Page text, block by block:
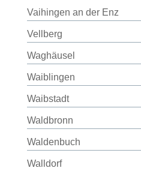
Vaihingen an der Enz
Vellberg
Waghäusel
Waiblingen
Waibstadt
Waldbronn
Waldenbuch
Walldorf